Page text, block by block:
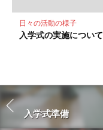
日々の活動の様子
入学式の実施について
入学式準備